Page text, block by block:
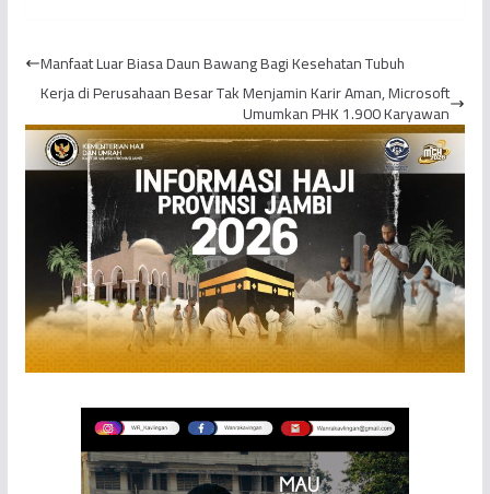
Sembako
Manfaat Luar Biasa Daun Bawang Bagi Kesehatan Tubuh
Kerja di Perusahaan Besar Tak Menjamin Karir Aman, Microsoft
Umumkan PHK 1.900 Karyawan